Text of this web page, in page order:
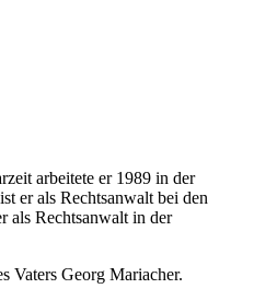
arbeitete er 1989 in der
er als Rechtsanwalt bei den
als Rechtsanwalt in der
Vaters Georg Mariacher.